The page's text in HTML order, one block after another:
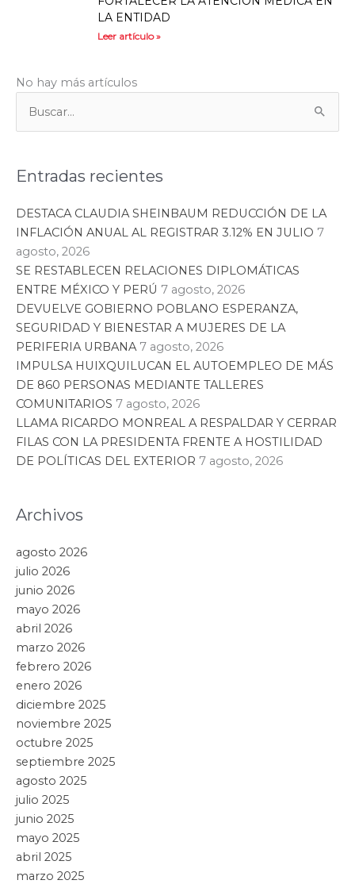
LA ENTIDAD
Leer artículo »
No hay más artículos
Buscar:
Entradas recientes
DESTACA CLAUDIA SHEINBAUM REDUCCIÓN DE LA
INFLACIÓN ANUAL AL REGISTRAR 3.12% EN JULIO 7
agosto, 2026
SE RESTABLECEN RELACIONES DIPLOMÁTICAS
ENTRE MÉXICO Y PERÚ 7 agosto, 2026
DEVUELVE GOBIERNO POBLANO ESPERANZA,
SEGURIDAD Y BIENESTAR A MUJERES DE LA
PERIFERIA URBANA 7 agosto, 2026
IMPULSA HUIXQUILUCAN EL AUTOEMPLEO DE MÁS
DE 860 PERSONAS MEDIANTE TALLERES
COMUNITARIOS 7 agosto, 2026
LLAMA RICARDO MONREAL A RESPALDAR Y CERRAR
FILAS CON LA PRESIDENTA FRENTE A HOSTILIDAD
DE POLÍTICAS DEL EXTERIOR 7 agosto, 2026
Archivos
agosto 2026
julio 2026
junio 2026
mayo 2026
abril 2026
marzo 2026
febrero 2026
enero 2026
diciembre 2025
noviembre 2025
octubre 2025
septiembre 2025
agosto 2025
julio 2025
junio 2025
mayo 2025
abril 2025
marzo 2025